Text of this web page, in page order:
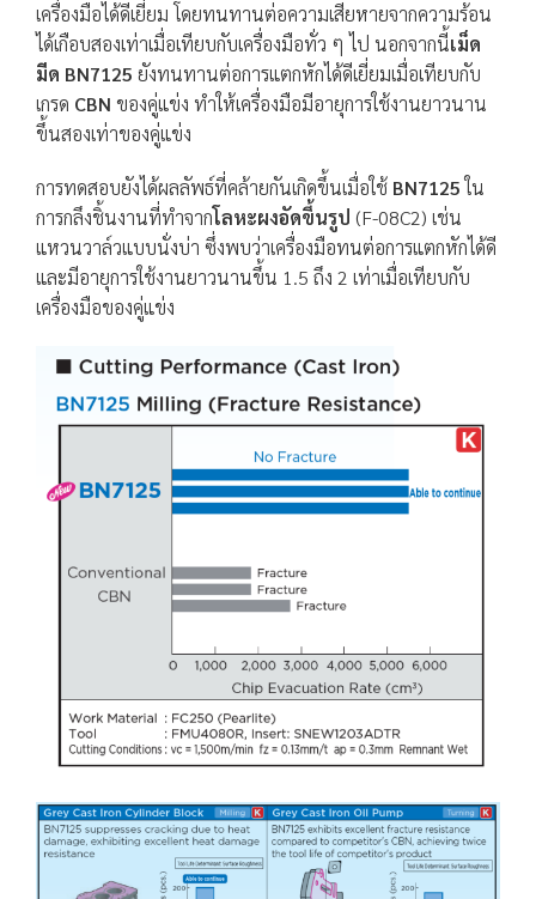
เครื่องมือได้ดีเยี่ยม โดยทนทานต่อความเสียหายจากความร้อน
ได้เกือบสองเท่าเมื่อเทียบกับเครื่องมือทั่ว ๆ ไป นอกจากนี้เม็ด
มีด BN7125 ยังทนทานต่อการแตกหักได้ดีเยี่ยมเมื่อเทียบกับ
เกรด CBN ของคู่แข่ง ทำให้เครื่องมือมีอายุการใช้งานยาวนาน
ขึ้นสองเท่าของคู่แข่ง
การทดสอบยังได้ผลลัพธ์ที่คล้ายกันเกิดขึ้นเมื่อใช้ BN7125ใน
การกลึงชิ้นงานที่ทำจากโลหะผงอัดขึ้นรูป (F-08C2) เช่น
แหวนวาล์วแบบนั่งบ่า ซึ่งพบว่าเครื่องมือทนต่อการแตกหักได้ดี
และมีอายุการใช้งานยาวนานขึ้น 1.5 ถึง 2 เท่าเมื่อเทียบกับ
เครื่องมือของคู่แข่ง